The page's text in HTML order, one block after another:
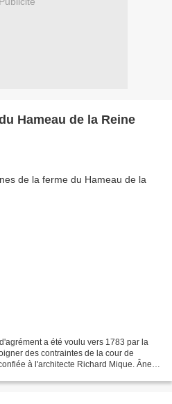
Hameau de la Reine
a été voulu vers 1783 par la
des contraintes de la cour de
à l'architecte Richard Mique. Âne